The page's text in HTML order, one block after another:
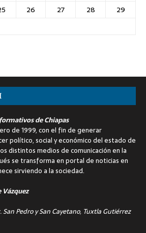
26 27 28
29
de Chiapas
de 1999, con el fin de generar
político, social y económico del estado de
distintos medios de comunicación en la
se transforma en portal de noticias en
sirviendo a la sociedad.
Vázquez
San Pedro y San Cayetano, Tuxtla Gutiérrez